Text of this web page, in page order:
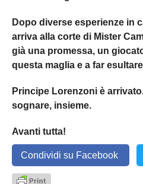
Dopo diverse esperienze in
arriva alla corte di Mister
già una promessa, un
questa maglia e a far
Principe Lorenzoni è
sognare, insieme.
Avanti tutta!
Condividi su Facebook